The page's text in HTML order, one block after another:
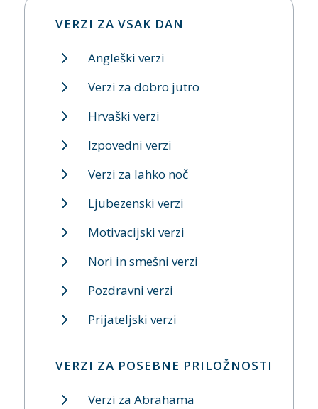
VERZI ZA VSAK DAN
Angleški verzi
Verzi za dobro jutro
Hrvaški verzi
Izpovedni verzi
Verzi za lahko noč
Ljubezenski verzi
Motivacijski verzi
Nori in smešni verzi
Pozdravni verzi
Prijateljski verzi
VERZI ZA POSEBNE PRILOŽNOSTI
Verzi za Abrahama